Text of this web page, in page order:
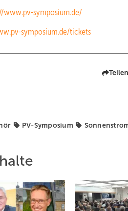
www.pv-symposium.de/
symposium.de/tickets
PV-Symposium